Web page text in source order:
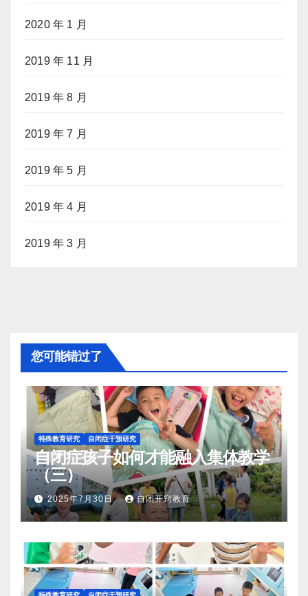
2020 年 1 月
2019 年 11 月
2019 年 8 月
2019 年 7 月
2019 年 5 月
2019 年 4 月
2019 年 3 月
您可能错过了
特殊教育研究 自闭症干预研究
自闭症孩子如何才能融入集体教学
（三）
2025年7月30日 自闭开窍教育